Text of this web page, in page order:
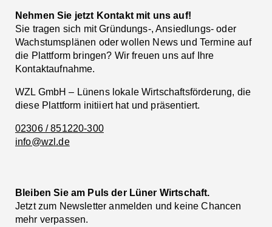
Nehmen Sie jetzt Kontakt mit uns auf!
Sie tragen sich mit Gründungs-, Ansiedlungs- oder
Wachstumsplänen oder wollen News und Termine auf
die Plattform bringen? Wir freuen uns auf Ihre
Kontaktaufnahme.
WZL GmbH – Lünens lokale Wirtschaftsförderung, die
diese Plattform initiiert hat und präsentiert.
02306 / 851220-300
info@wzl.de
Bleiben Sie am Puls der Lüner Wirtschaft.
Jetzt zum Newsletter anmelden und keine Chancen
mehr verpassen.